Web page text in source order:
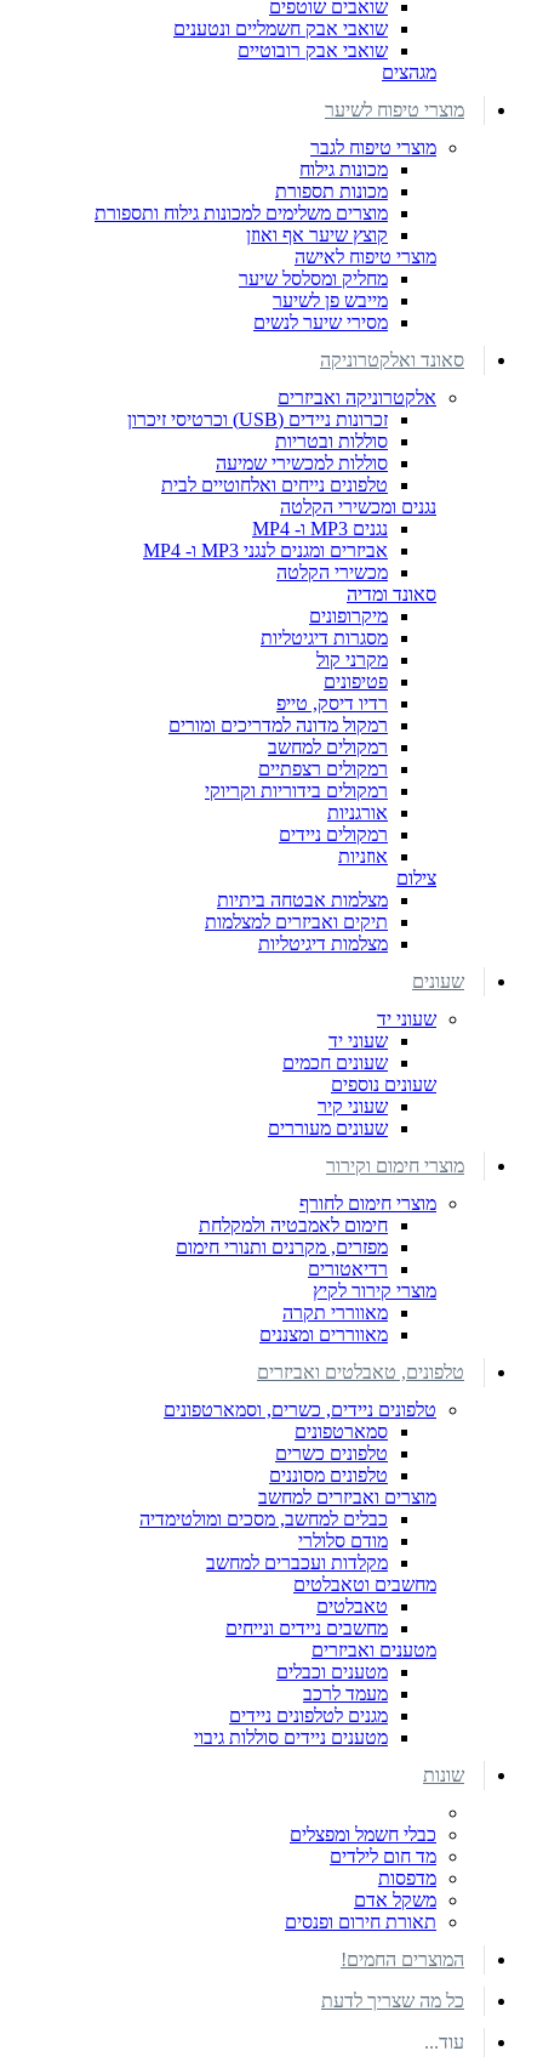
שואבים שוטפים
שואבי אבק חשמליים ונטענים
שואבי אבק רובוטיים
מגהצים
מוצרי טיפוח לשיער
מוצרי טיפוח לגבר
מכונות גילוח
מכונות תספורת
מוצרים משלימים למכונות גילוח ותספורת
קוצץ שיער אף ואוזן
מוצרי טיפוח לאישה
מחליק ומסלסל שיער
מייבש פן לשיער
מסירי שיער לנשים
סאונד ואלקטרוניקה
אלקטרוניקה ואביזרים
זכרונות ניידים (USB) וכרטיסי זיכרון
סוללות ובטריות
סוללות למכשירי שמיעה
טלפונים נייחים ואלחוטיים לבית
נגנים ומכשירי הקלטה
נגנים MP3 ו- MP4
אביזרים ומגנים לנגני MP3 ו- MP4
מכשירי הקלטה
סאונד ומדיה
מיקרופונים
מסגרות דיגיטליות
מקרני קול
פטיפונים
רדיו דיסק, טייפ
רמקול מדונה למדריכים ומורים
רמקולים למחשב
רמקולים רצפתיים
רמקולים בידוריות וקריוקי
אורגניות
רמקולים ניידים
אוזניות
צילום
מצלמות אבטחה ביתיות
תיקים ואביזרים למצלמות
מצלמות דיגיטליות
שעונים
שעוני יד
שעוני יד
שעונים חכמים
שעונים נוספים
שעוני קיר
שעונים מעוררים
מוצרי חימום וקירור
מוצרי חימום לחורף
חימום לאמבטיה ולמקלחת
מפזרים, מקרנים ותנורי חימום
רדיאטורים
מוצרי קירור לקיץ
מאווררי תקרה
מאווררים ומצננים
טלפונים, טאבלטים ואביזרים
טלפונים ניידים, כשרים, וסמארטפונים
סמארטפונים
טלפונים כשרים
טלפונים מסוננים
מוצרים ואביזרים למחשב
כבלים למחשב, מסכים ומולטימדיה
מודם סלולרי
מקלדות ועכברים למחשב
מחשבים וטאבלטים
טאבלטים
מחשבים ניידים ונייחים
מטענים ואביזרים
מטענים וכבלים
מעמד לרכב
מגנים לטלפונים ניידים
מטענים ניידים סוללות גיבוי
שונות
כבלי חשמל ומפצלים
מד חום לילדים
מדפסות
משקל אדם
תאורת חירום ופנסים
המוצרים החמים!
כל מה שצריך לדעת
עוד...